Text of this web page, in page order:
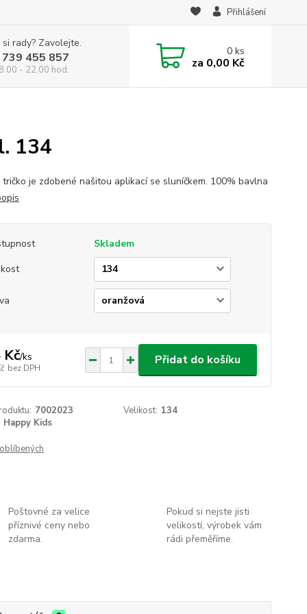
Přihlášení
rady? Zavolejte.
455 857
- 22.00 hod.
0ks
za 0,00 Kč
134
tričko je zdobené našitou aplikací se sluníčkem. 100% bavlna
Skladem
Kč/ks
bez DPH
Přidat do košíku
7002023 Velikost: 134
Happy Kids
Poštovné za velice
příznivé ceny nebo
zdarma.
Pokud si nejste jisti
velikostí, výrobek vám
rádi přeměříme.